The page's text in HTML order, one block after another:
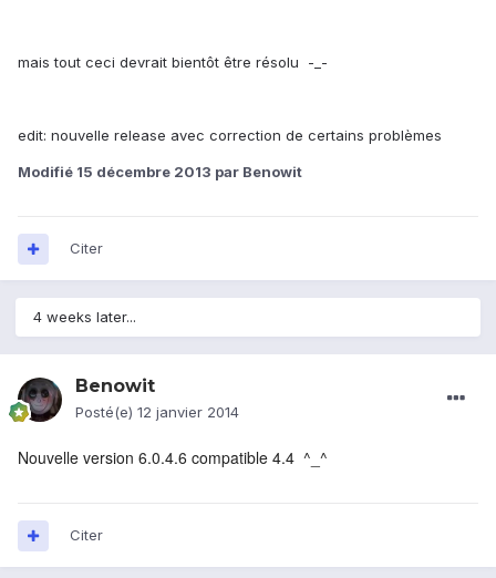
mais tout ceci devrait bientôt être résolu -_-
edit: nouvelle release avec correction de certains problèmes
Modifié 15 décembre 2013 par Benowit
Citer
4 weeks later...
Benowit
Posté(e) 12 janvier 2014
Nouvelle version 6.0.4.6 compatible 4.4 ^_^
Citer